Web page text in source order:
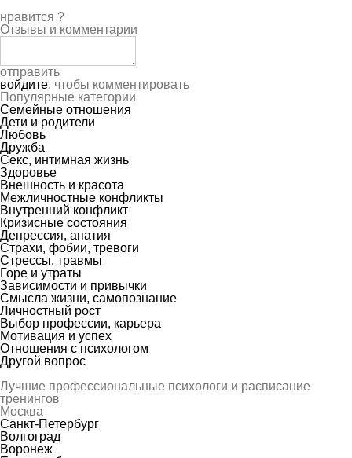
нравится ?
Отзывы и комментарии
отправить
войдите, чтобы комментировать
Популярные категории
Семейные отношения
Дети и родители
Любовь
Дружба
Секс, интимная жизнь
Здоровье
Внешность и красота
Межличностные конфликты
Внутренний конфликт
Кризисные состояния
Депрессия, апатия
Страхи, фобии, тревоги
Стрессы, травмы
Горе и утраты
Зависимости и привычки
Смысла жизни, самопознание
Личностный рост
Выбор профессии, карьера
Мотивация и успех
Отношения с психологом
Другой вопрос
Лучшие профессиональные психологи и расписание
тренингов
Москва
Санкт-Петербург
Волгоград
Воронеж